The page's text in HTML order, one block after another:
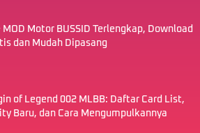
MOD Motor BUSSID Terlengkap, Download
dan Mudah Dipasang
of Legend 002 MLBB: Daftar Card List,
Baru, dan Cara Mengumpulkannya